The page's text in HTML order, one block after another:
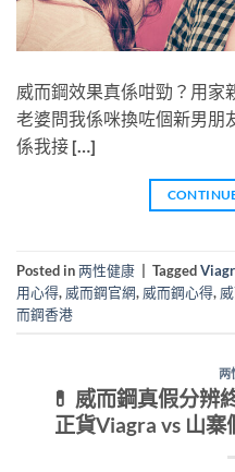
威而鋼效果真係咁勁？用家
老婆問我係咪換咗個新男
係我接 […]
Posted in两性健康 | Tagged
用心得, 威而鋼官網, 威而鋼心得,
而鋼香港
两
💊 威而鋼真假分辨
正貨Viagra vs 山